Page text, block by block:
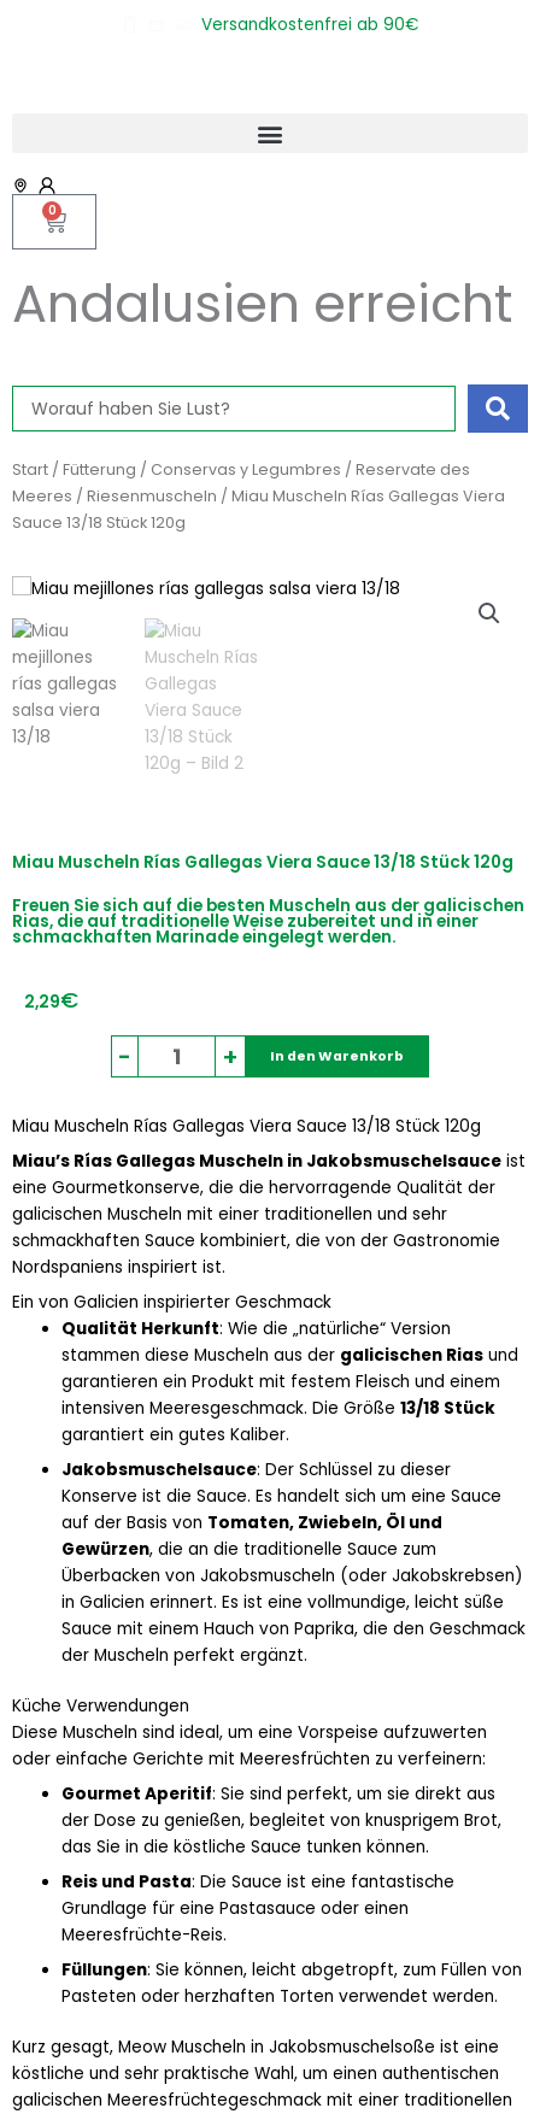
Versandkostenfrei ab 90€
0
Warenkorb
Andalusien erreicht
Search
Start / Fütterung / Conservas y Legumbres / Reservate des
Meeres / Riesenmuscheln / Miau Muscheln Rías Gallegas Viera
Sauce 13/18 Stück 120g
Miau Muscheln Rías Gallegas Viera Sauce 13/18 Stück 120g
Freuen Sie sich auf die besten Muscheln aus der galicischen
Rias, die auf traditionelle Weise zubereitet und in einer
schmackhaften Marinade eingelegt werden.
2,29€
-
Miau
Muscheln
Gallegas
Viera
Sauce
13/18
Stück
120g
+ In den Warenkorb
Miau Muscheln Rías Gallegas Viera Sauce 13/18 Stück 120g
Miau’s Rías Gallegas Muscheln in Jakobsmuschelsauce ist
eine Gourmetkonserve, die die hervorragende Qualität der
galicischen Muscheln mit einer traditionellen und sehr
schmackhaften Sauce kombiniert, die von der Gastronomie
Nordspaniens inspiriert ist.
Ein von Galicien inspirierter Geschmack
Qualität Herkunft: Wie die „natürliche“ Version
stammen diese Muscheln aus der galicischen Rias und
garantieren ein Produkt mit festem Fleisch und einem
intensiven Meeresgeschmack. Die Größe13/18 Stück
garantiert ein gutes Kaliber.
Jakobsmuschelsauce: Der Schlüssel zu dieser
Konserve ist die Sauce. Es handelt sich um eine Sauce
auf der Basis von Tomaten, Zwiebeln, Öl und
Gewürzen, die an die traditionelle Sauce zum
Überbacken von Jakobsmuscheln (oder Jakobskrebsen)
in Galicien erinnert. Es ist eine vollmundige, leicht süße
Sauce mit einem Hauch von Paprika, die den Geschmack
der Muscheln perfekt ergänzt.
Küche Verwendungen
Diese Muscheln sind ideal, um eine Vorspeise aufzuwerten
oder einfache Gerichte mit Meeresfrüchten zu verfeinern:
Gourmet Aperitif: Sie sind perfekt, um sie direkt aus
der Dose zu genießen, begleitet von knusprigem Brot,
das Sie in die köstliche Sauce tunken können.
Reis und Pasta: Die Sauce ist eine fantastische
Grundlage für eine Pastasauce oder einen
Meeresfrüchte-Reis.
Füllungen: Sie können, leicht abgetropft, zum Füllen von
Pasteten oder herzhaften Torten verwendet werden.
Kurz gesagt, Meow Muscheln in Jakobsmuschelsoße ist eine
köstliche und sehr praktische Wahl, um einen authentischen
galicischen Meeresfrüchtegeschmack mit einer traditionellen